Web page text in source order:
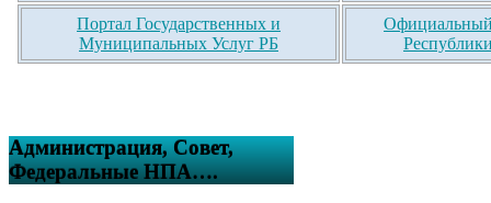
Портал Государственных и
Муниципальных Услуг РБ
Официальный
Администрация, Совет,
Федеральные НПА….